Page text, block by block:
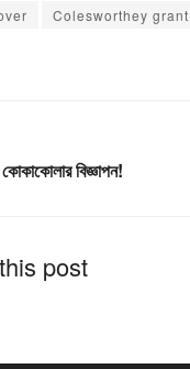
Colesworthey grant
বিজ্ঞাপন!
post